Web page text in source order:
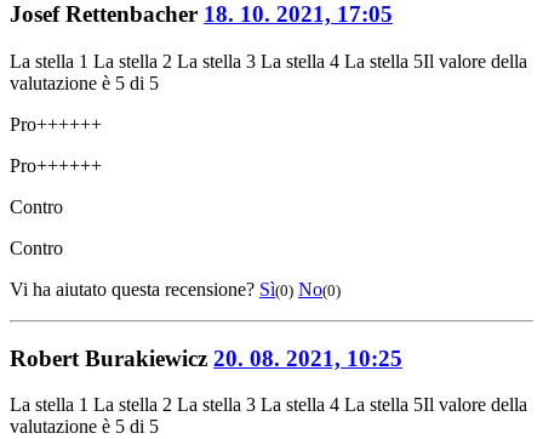
Josef Rettenbacher 18. 10. 2021, 17:05
La stella 1 La stella 2 La stella 3 La stella 4 La stella 5Il valore della
valutazione è 5 di 5
Pro++++++
Pro++++++
Contro
Contro
Vi ha aiutato questa recensione? Sì(0) No(0)
Robert Burakiewicz 20. 08. 2021, 10:25
La stella 1 La stella 2 La stella 3 La stella 4 La stella 5Il valore della
valutazione è 5 di 5